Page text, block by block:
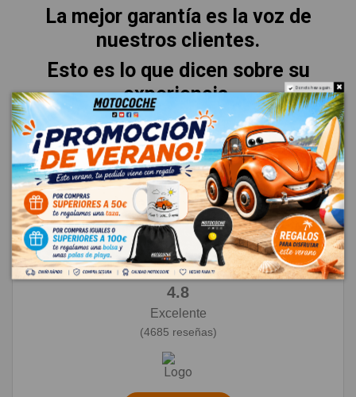
La mejor garantía es la voz de
nuestros clientes.
Esto es lo que dicen sobre su
experiencia.
★ ★ ★ ★ ★
4.8
Excelente
(4685 reseñas)
Do not show again.